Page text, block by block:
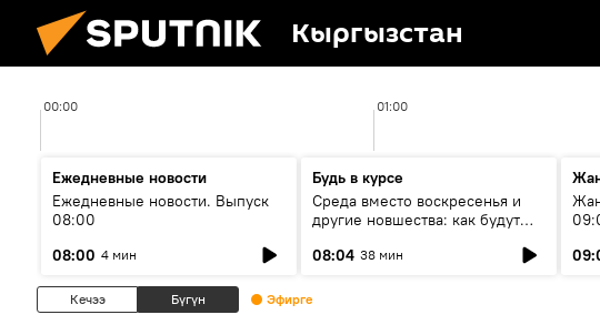
Кыргызстан
00:00 01:00
Ежедневные новости
Ежедневные новости. Выпуск
08:00
08:00 4 мин
Будь в курсе
Среда вместо воскресенья и
другие новшества: как будут
08:04 38 мин
Кечээ Бүгүн Эфирге